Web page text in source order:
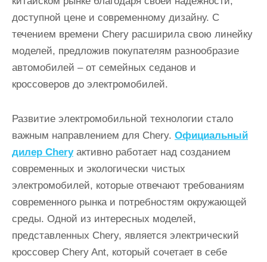
доступной цене и современному дизайну. С
течением времени Chery расширила свою линейку
моделей, предложив покупателям разнообразие
автомобилей – от семейных седанов и
кроссоверов до электромобилей.
Развитие электромобильной технологии стало
важным направлением для Chery. Официальный
дилер Cheryактивно работает над созданием
современных и экологически чистых
электромобилей, которые отвечают требованиям
современного рынка и потребностям окружающей
среды. Одной из интересных моделей,
представленных Chery, является электрический
кроссовер Chery Ant, который сочетает в себе